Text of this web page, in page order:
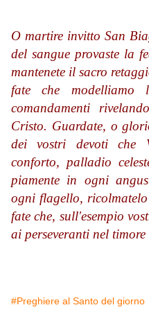
O martire invitto San
del sangue provaste la
mantenete il sacro
fate che
comandamenti
Cristo. Guardate, o
dei vostri devoti che
conforto, palladio
piamente in ogni
ogni flagello,
fate che, sull'esempio
ai perseveranti nel
#Preghiere al Santo del giorno